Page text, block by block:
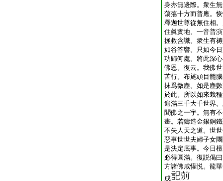
身亦無邊際。衆生
蕩蕩十方而普應。
釋迦世尊從無住相
住眞實地。一音普
拯救含識。衆生有
如谷答響。只如今
功歸何處。將此深
佛恩。復云。我佛
苦行。布施頭目髓
抹爲微塵。如是塵
於此。所以如來栽
遍滿三千大千世界
聞佛之一宇。無有
畫。若鑄造金銀銅
不失人天之道。世
惡事世世夫婦子女
是決定底事。今日
必得圓滿。復説偈
方諸佛咸懽悦。龍
成